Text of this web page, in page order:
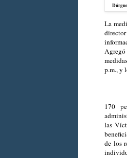
La
p.m., y
170
las
de los